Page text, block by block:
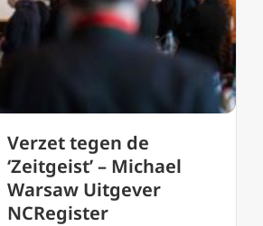
Verzet tegen de
‘Zeitgeist’ – Michael
Warsaw Uitgever
NCRegister